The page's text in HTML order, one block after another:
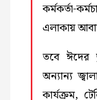
কর্মকর্তা-
এলাকায়
তবে ঈদের
অন্যান্য
কার্যক্রম,